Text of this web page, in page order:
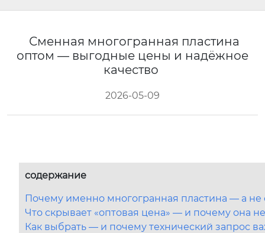
Сменная многогранная пластина
оптом — выгодные цены и надёжное
качество
2026-05-09
содержание
Почему именно многогранная пластина — а не
Что скрывает «оптовая цена» — и почему она
Как выбрать — и почему технический запрос